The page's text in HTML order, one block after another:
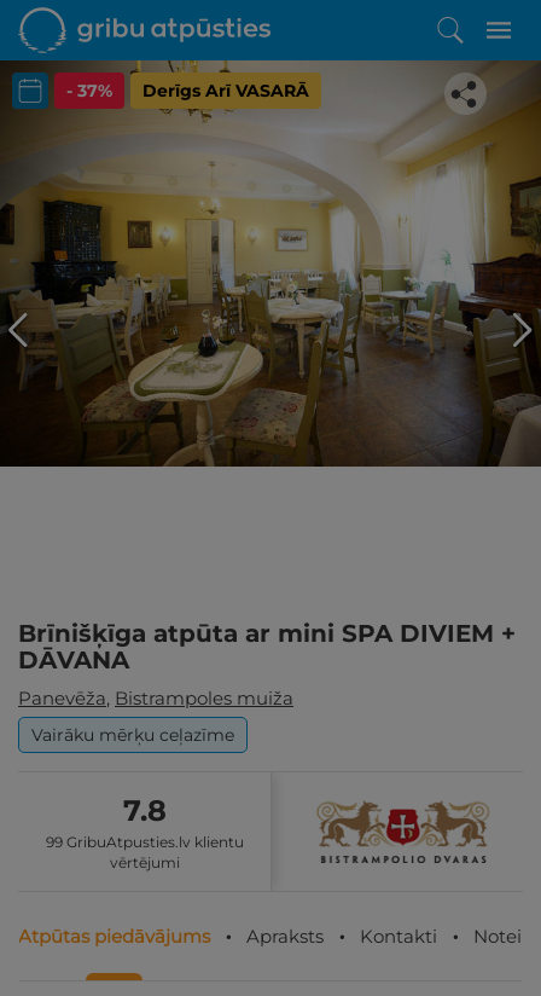
- 37% Derīgs Arī VASARĀ
Iepatikās šis piedāvājums?
Līdz brīnišķīgai atpūtai atlikuši tikai daži soļi
PĒRKU
Brīnišķīga atpūta ar mini SPA DIVIEM +
DĀVANA
Panevēža, Bistrampoles muiža
Vairāku mērķu ceļazīme
7.8
99 GribuAtpusties.lv klientu
vērtējumi
Atpūtas piedāvājums Apraksts Kontakti